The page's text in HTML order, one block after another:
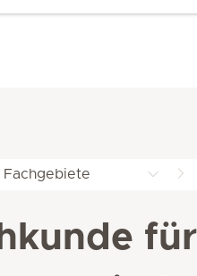
Fachgebiete